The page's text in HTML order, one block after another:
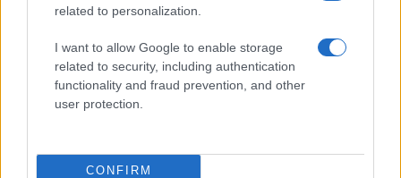
related to personalization.
I want to allow Google to enable storage
related to security, including authentication
functionality and fraud prevention, and other
user protection.
CONFIRM
Mostre a Parigi estate 2026: cosa vedere nei musei e
spazi espositivi
LIFESTYLE